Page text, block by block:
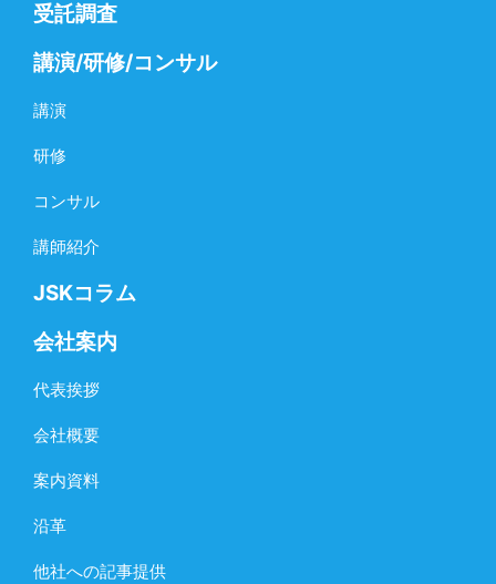
受託調査
講演/研修/コンサル
講演
研修
コンサル
講師紹介
JSKコラム
会社案内
代表挨拶
会社概要
案内資料
沿革
他社への記事提供